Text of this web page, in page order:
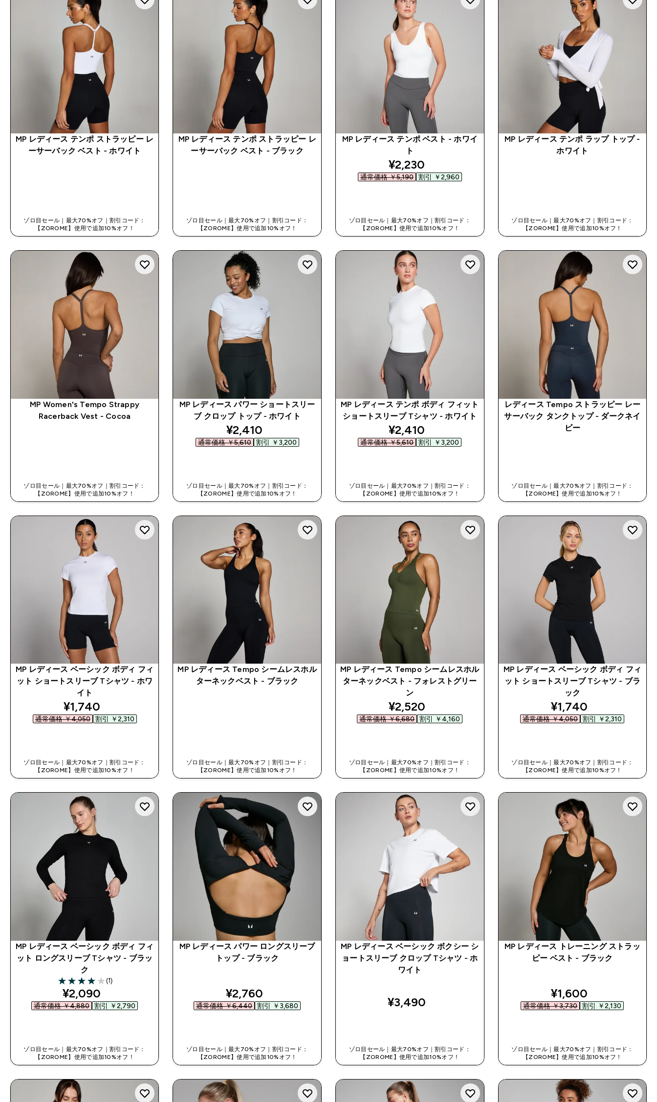
MP レディース テンポ ストラッピー レ
ーサーバック ベスト - ホワイト
ゾロ目セール｜最大70%オフ｜割引コード：
【ZOROME】使用で追加10%オフ！
MP レディース テンポ ストラッピー レ
ーサーバック ベスト - ブラック
ゾロ目セール｜最大70%オフ｜割引コード：
【ZOROME】使用で追加10%オフ！
MP レディース テンポ ベスト - ホワイ
ト
discounted price
¥2,230‎
通常価格 ￥5,190‎ 割引 ￥2,960‎
ゾロ目セール｜最大70%オフ｜割引コード：
【ZOROME】使用で追加10%オフ！
MP レディース テンポ ラップ トップ -
ホワイト
ゾロ目セール｜最大70%オフ｜割引コード：
【ZOROME】使用で追加10%オフ！
MP Women's Tempo Strappy
Racerback Vest - Cocoa
ゾロ目セール｜最大70%オフ｜割引コード：
【ZOROME】使用で追加10%オフ！
MP レディース パワー ショートスリー
ブ クロップ トップ - ホワイト
discounted price
¥2,410‎
通常価格 ￥5,610‎ 割引 ￥3,200‎
ゾロ目セール｜最大70%オフ｜割引コード：
【ZOROME】使用で追加10%オフ！
MP レディース テンポ ボディ フィット
ショートスリーブ Tシャツ - ホワイト
discounted price
¥2,410‎
通常価格 ￥5,610‎ 割引 ￥3,200‎
ゾロ目セール｜最大70%オフ｜割引コード：
【ZOROME】使用で追加10%オフ！
レディース Tempo ストラッピー レー
サーバック タンクトップ - ダークネイ
ビー
ゾロ目セール｜最大70%オフ｜割引コード：
【ZOROME】使用で追加10%オフ！
MP レディース ベーシック ボディ フィ
ット ショートスリーブ Tシャツ - ホワ
イト
discounted price
¥1,740‎
通常価格 ￥4,050‎ 割引 ￥2,310‎
ゾロ目セール｜最大70%オフ｜割引コード：
【ZOROME】使用で追加10%オフ！
MP レディース Tempo シームレスホル
ターネックベスト - ブラック
ゾロ目セール｜最大70%オフ｜割引コード：
【ZOROME】使用で追加10%オフ！
MP レディース Tempo シームレスホル
ターネックベスト - フォレストグリー
ン
discounted price
¥2,520‎
通常価格 ￥6,680‎ 割引 ￥4,160‎
ゾロ目セール｜最大70%オフ｜割引コード：
【ZOROME】使用で追加10%オフ！
MP レディース ベーシック ボディ フィ
ット ショートスリーブ Tシャツ - ブラ
ック
discounted price
¥1,740‎
通常価格 ￥4,050‎ 割引 ￥2,310‎
ゾロ目セール｜最大70%オフ｜割引コード：
【ZOROME】使用で追加10%オフ！
MP レディース ベーシック ボディ フィ
ット ロングスリーブ Tシャツ - ブラッ
ク
4 out of 5 stars
(1)
discounted price
¥2,090‎
通常価格 ￥4,880‎ 割引 ￥2,790‎
ゾロ目セール｜最大70%オフ｜割引コード：
【ZOROME】使用で追加10%オフ！
MP レディース パワー ロングスリーブ
トップ - ブラック
discounted price
¥2,760‎
通常価格 ￥6,440‎ 割引 ￥3,680‎
ゾロ目セール｜最大70%オフ｜割引コード：
【ZOROME】使用で追加10%オフ！
MP レディース ベーシック ボクシー シ
ョートスリーブ クロップ Tシャツ - ホ
ワイト
¥3,490‎
ゾロ目セール｜最大70%オフ｜割引コード：
【ZOROME】使用で追加10%オフ！
MP レディース トレーニング ストラッ
ピー ベスト - ブラック
discounted price
¥1,600‎
通常価格 ￥3,730‎ 割引 ￥2,130‎
ゾロ目セール｜最大70%オフ｜割引コード：
【ZOROME】使用で追加10%オフ！